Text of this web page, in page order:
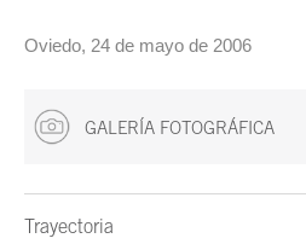
Oviedo, 24 de mayo de 2006
GALERÍA FOTOGRÁFICA
Trayectoria